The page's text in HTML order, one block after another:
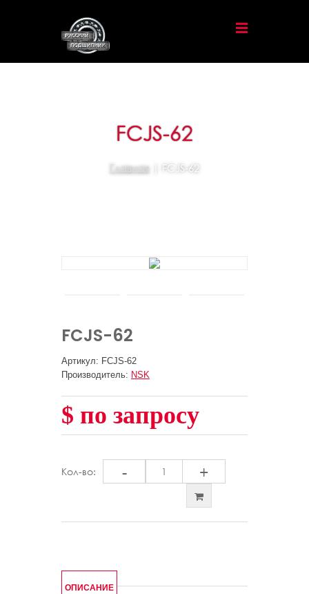
FCJS-62
Главная | FCJS-62
FCJS-62
Артикул: FCJS-62
Производитель: NSK
$ по запросу
Кол-во: - +
ОПИСАНИЕ